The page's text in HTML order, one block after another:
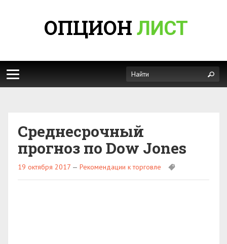
ОПЦИОН ЛИСТ
Среднесрочный
прогноз по Dow Jones
19 октября 2017 — Рекомендации к торговле